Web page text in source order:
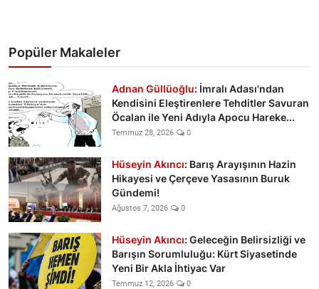
Popüler Makaleler
Adnan Güllüoğlu: İmralı Adası'ndan
Kendisini Eleştirenlere Tehditler Savuran
Öcalan ile Yeni Adıyla Apocu Hareke...
Temmuz 28, 2026 0
Hüseyin Akıncı: Barış Arayışının Hazin
Hikayesi ve Çerçeve Yasasının Buruk
Gündemi!
Ağustos 7, 2026 0
Hüseyin Akıncı: Geleceğin Belirsizliği ve
Barışın Sorumluluğu: Kürt Siyasetinde
Yeni Bir Akla İhtiyac Var
Temmuz 12, 2026 0